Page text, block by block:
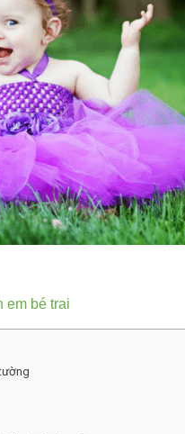
em bé trai